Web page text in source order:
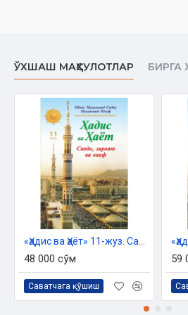
Ҳәдисти тексериў 34
Муҳаддислер 41
Сүннет ҳәм фақиҳлар 52
Муҳаддис имамлар ҳәм фиқҳий
Сүннеттиң санад тәрепинен
Ҳәдис пенен бекитилген
Пайғамбар алайҳиссаламнан
Ҳәдис пенен бекитилген ҳүкимниң
Сүннеттиң уламалар қолланыўында
аңлатыўы 80
Сүннет муҳаддислер қолланыўында
Сүннет фақиҳлар қолланыўында 83
Сүннет усулы фиқҳ уламалары
Сүннет саҳабалар қолланыўында 85
Муҳаммад саллаллаҳу алайҳи ўа
нәрселердиң екиге бөлиниўи 93
Муҳаммад саллаллаҳу алайҳи ўа
ЎХШАШ МАҲСУЛОТЛАР БИРГА
48 000 сўм
Саватчага қўшиш
59